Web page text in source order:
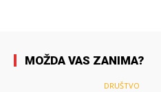
MOŽDA VAS ZANIMA?
DRUŠTVO